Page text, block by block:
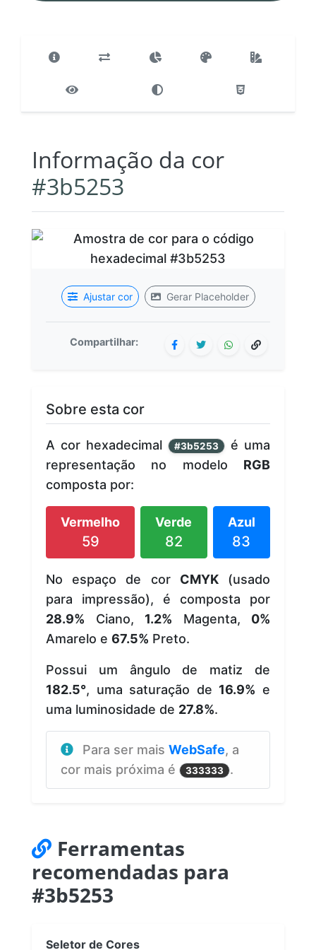
Informação da cor
#3b5253
Ajustar cor Gerar Placeholder
Compartilhar:
Sobre esta cor
A cor hexadecimal #3b5253
é uma
representação no modelo RGB
composta por:
Vermelho
59
Verde
82
Azul
83
No espaço de cor CMYK(usado
para impressão), é composta por
28.9% Ciano, 1.2% Magenta, 0%
Amarelo e 67.5% Preto.
Possui um ângulo de matiz de
182.5°, uma saturação de 16.9% e
uma luminosidade de 27.8%.
Para ser mais WebSafe, a
cor mais próxima é
333333 .
Ferramentas
recomendadas para
#3b5253
Seletor de Cores